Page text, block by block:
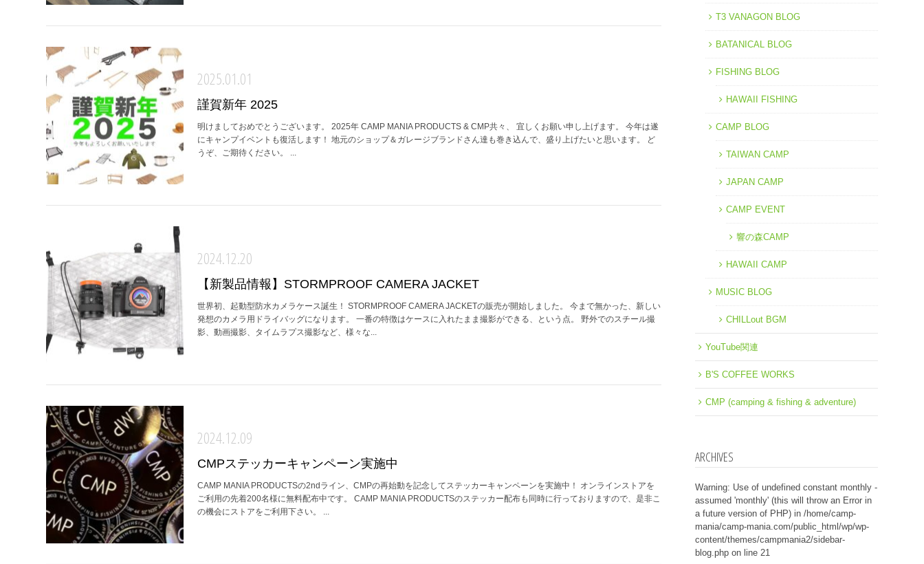
2025.01.01
謹賀新年 2025
明けましておめでとうございます。 2025年 CAMP MANIA PRODUCTS & CMP共々、 宜しくお願い申し上げます。 今年は遂
にキャンプイベントも復活します！ 地元のショップ＆ガレージブランドさん達も巻き込んで、盛り上げたいと思います。 ど
うぞ、ご期待ください。 ...
2024.12.20
【新製品情報】STORMPROOF CAMERA JACKET
世界初、起動型防水カメラケース誕生！ STORMPROOF CAMERA JACKETの販売が開始しました。 今まで無かった、新しい
発想のカメラ用ドライバッグになります。 一番の特徴はケースに入れたまま撮影ができる、という点。 野外でのスチール撮
影、動画撮影、タイムラプス撮影など、様々な...
2024.12.09
CMPステッカーキャンペーン実施中
CAMP MANIA PRODUCTSの2ndライン、CMPの再始動を記念してステッカーキャンペーンを実施中！ オンラインストアを
ご利用の先着200名様に無料配布中です。 CAMP MANIA PRODUCTSのステッカー配布も同時に行っておりますので、是非こ
の機会にストアをご利用下さい。 ...
T3 VANAGON BLOG
BATANICAL BLOG
FISHING BLOG
HAWAII FISHING
CAMP BLOG
TAIWAN CAMP
JAPAN CAMP
CAMP EVENT
響の森CAMP
HAWAII CAMP
MUSIC BLOG
CHILLout BGM
YouTube関連
B'S COFFEE WORKS
CMP (camping & fishing & adventure)
ARCHIVES
Warning: Use of undefined constant monthly -
assumed 'monthly' (this will throw an Error in
a future version of PHP) in /home/camp-
mania/camp-mania.com/public_html/wp/wp-
content/themes/campmania2/sidebar-
blog.phpon line 21